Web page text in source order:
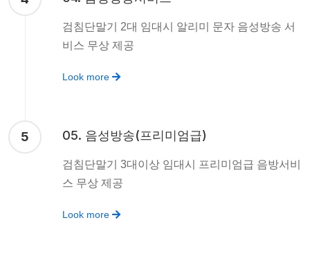
검침단말기 2대 임대시 알리미 문자 음성방송 서
비스 무상 제공
Look more
5 05. 음성방송(프리미엄급)
검침단말기 3대이상 임대시 프리미엄급 음방서비
스 무상 제공
Look more